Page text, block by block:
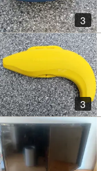
3
3